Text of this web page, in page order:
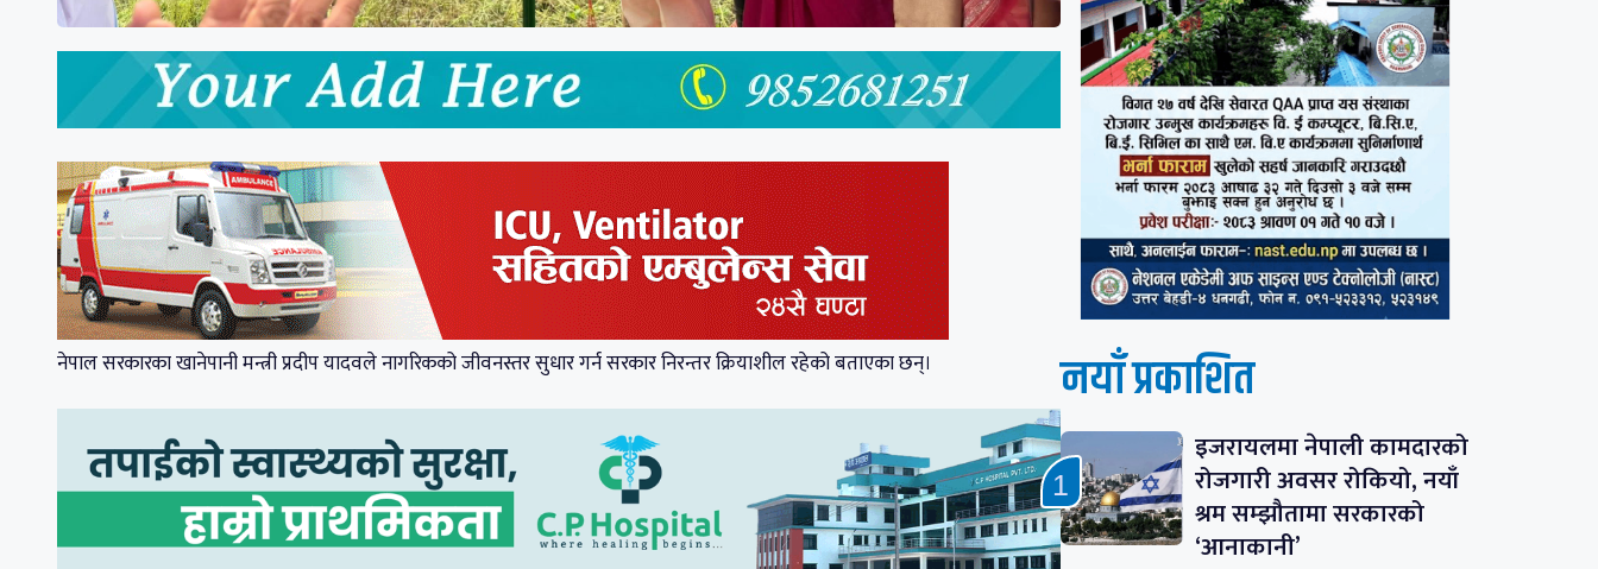
नेपाल सरकारका खानेपानी मन्त्री प्रदीप यादवले नागरिकको जीवनस्तर सुधार गर्न सरकार निरन्तर क्रियाशील रहेको बताएका छन्। नयाँ प्रकाशित
इजरायलमा नेपाली कामदारको
रोजगारी अवसर रोकियो, नयाँ
श्रम सम्झौतामा सरकारको
‘आनाकानी’